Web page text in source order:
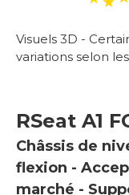
Visuels 3D -
variations selon
RSeat A1
Châssis de
flexion -
marché -